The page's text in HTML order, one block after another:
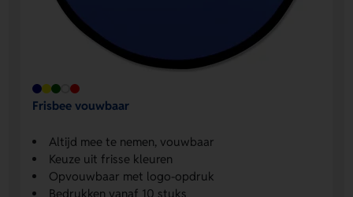
Frisbee vouwbaar
Altijd mee te nemen, vouwbaar
Keuze uit frisse kleuren
Opvouwbaar met logo-opdruk
Bedrukken vanaf 10 stuks